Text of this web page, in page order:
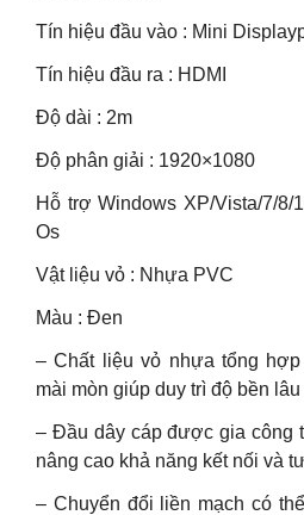
Tín hiệu đầu vào : Mini
Tín hiệu đầu ra : HDMI
Độ dài : 2m
Độ phân giải : 1920×1080
Hỗ trợ Windows XP/Vista/7/8/
Os
Vật liệu vỏ : Nhựa PVC
Màu : Đen
– Chất liệu vỏ nhựa tổng
mài mòn giúp duy trì độ bền lâu
– Đầu dây cáp được gia công
nâng cao khả năng kết nối và
– Chuyển đổi liền mạch có